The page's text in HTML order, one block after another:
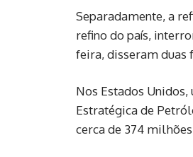
Separadamente, a
refino do país,
feira, disseram duas
Nos Estados
Estratégica de
cerca ⁠de 374